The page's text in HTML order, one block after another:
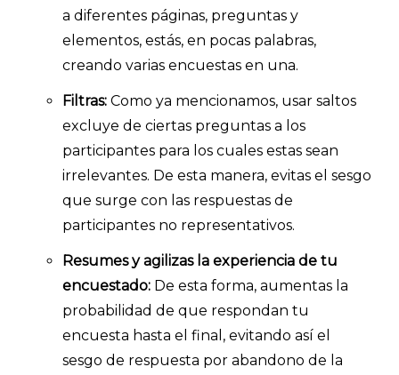
CÓMO FUNCIONA
PRECIOS
BLOG
ACCEDER →
a diferentes páginas, preguntas y
elementos, estás, en pocas palabras,
creando varias encuestas en una.
Filtras: Como ya mencionamos, usar saltos
excluye de ciertas preguntas a los
participantes para los cuales estas sean
irrelevantes. De esta manera, evitas el sesgo
que surge con las respuestas de
participantes no representativos.
Resumes y agilizas la experiencia de tu
encuestado: De esta forma, aumentas la
probabilidad de que respondan tu
encuesta hasta el final, evitando así el
sesgo de respuesta por abandono de la